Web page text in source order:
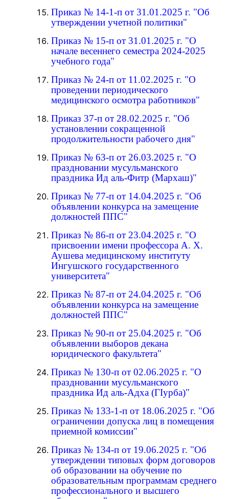
Приказ № 14-1-п от 31.01.2025 г. "Об
утверждении учетной политики"
Приказ № 15-п от 31.01.2025 г. "О
начале весеннего семестра 2024-2025
учебного года"
Приказ № 24-п от 11.02.2025 г. "О
проведении периодического
медицинского осмотра работников"
Приказ 37-п от 28.02.2025 г. "Об
установлении сокращенной
продолжительности рабочего дня"
Приказ № 63-п от 26.03.2025 г. "О
праздновании мусульманского
праздника Ид аль-Фитр (Мархаш)"
Приказ № 77-п от 14.04.2025 г. "Об
объявлении конкурса на замещение
должностей ППС"
Приказ № 86-п от 23.04.2025 г. "О
присвоении имени профессора А. Х.
Аушева медицинскому институту
Ингушского государственного
университета"
Приказ № 87-п от 24.04.2025 г. "Об
объявлении конкурса на замещение
должностей ППС"
Приказ № 90-п от 25.04.2025 г. "Об
объявлении выборов декана
юридического факультета"
Приказ № 130-п от 02.06.2025 г. "О
праздновании мусульманского
праздника Ид аль-Адха (ГIурба)"
Приказ № 133-1-п от 18.06.2025 г. "Об
ограничении допуска лиц в помещения
приемной комиссии"
Приказ № 134-п от 19.06.2025 г. "Об
утверждении типовых форм договоров
об образовании на обучение по
образовательным программам среднего
профессионального и высшего